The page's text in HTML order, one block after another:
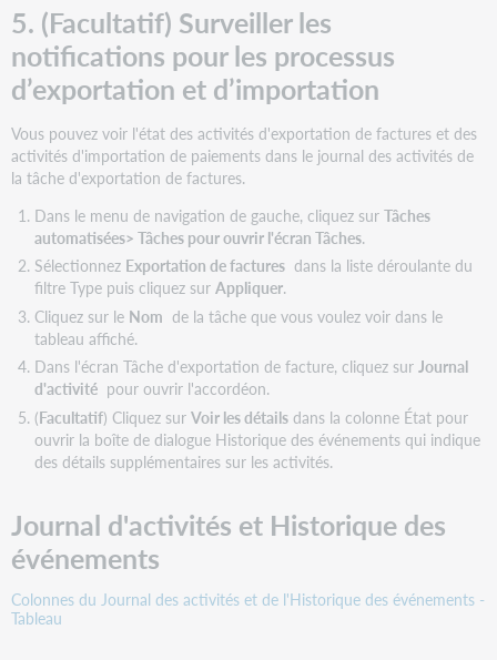
5. (Facultatif) Surveiller les
notifications pour les processus
d’exportation et d’importation
Vous pouvez voir l'état des activités d'exportation de factures et des
activités d'importation de paiements dans le journal des activités de
la tâche d'exportation de factures.
Dans le menu de navigation de gauche, cliquez sur Tâches
automatisées> Tâches pour ouvrir l'écran Tâches.
Sélectionnez Exportation de facturesdans la liste déroulante du
filtre Type puis cliquez sur Appliquer.
Cliquez sur le Nom de la tâche que vous voulez voir dans le
tableau affiché.
Dans l'écran Tâche d'exportation de facture, cliquez sur Journal
d'activitépour ouvrir l'accordéon.
(Facultatif) Cliquez sur Voir les détailsdans la colonne État pour
ouvrir la boîte de dialogue Historique des événements qui indique
des détails supplémentaires sur les activités.
Journal d'activités et Historique des
événements
Colonnes du Journal des activités et de l'Historique des événements -
Tableau